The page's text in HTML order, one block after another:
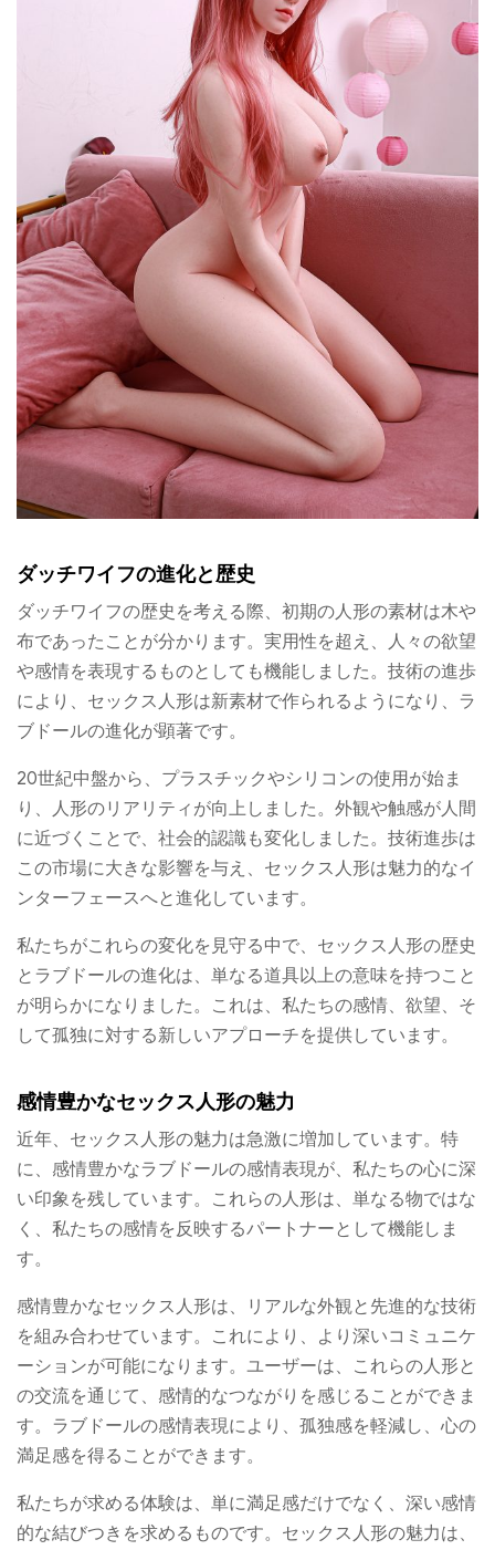
ダッチワイフの進化と歴史
ダッチワイフの歴史を考える際、初期の人形の素材は木や
布であったことが分かります。実用性を超え、人々の欲望
や感情を表現するものとしても機能しました。技術の進歩
により、セックス人形は新素材で作られるようになり、ラ
ブドールの進化が顕著です。
20世紀中盤から、プラスチックやシリコンの使用が始ま
り、人形のリアリティが向上しました。外観や触感が人間
に近づくことで、社会的認識も変化しました。技術進歩は
この市場に大きな影響を与え、セックス人形は魅力的なイ
ンターフェースへと進化しています。
私たちがこれらの変化を見守る中で、セックス人形の歴史
とラブドールの進化は、単なる道具以上の意味を持つこと
が明らかになりました。これは、私たちの感情、欲望、そ
して孤独に対する新しいアプローチを提供しています。
感情豊かなセックス人形の魅力
近年、セックス人形の魅力は急激に増加しています。特
に、感情豊かなラブドールの感情表現が、私たちの心に深
い印象を残しています。これらの人形は、単なる物ではな
く、私たちの感情を反映するパートナーとして機能しま
す。
感情豊かなセックス人形は、リアルな外観と先進的な技術
を組み合わせています。これにより、より深いコミュニケ
ーションが可能になります。ユーザーは、これらの人形と
の交流を通じて、感情的なつながりを感じることができま
す。ラブドールの感情表現により、孤独感を軽減し、心の
満足感を得ることができます。
私たちが求める体験は、単に満足感だけでなく、深い感情
的な結びつきを求めるものです。セックス人形の魅力は、